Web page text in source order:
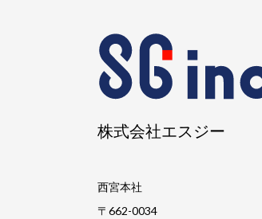
株式会社エスジー
西宮本社
〒662-0034